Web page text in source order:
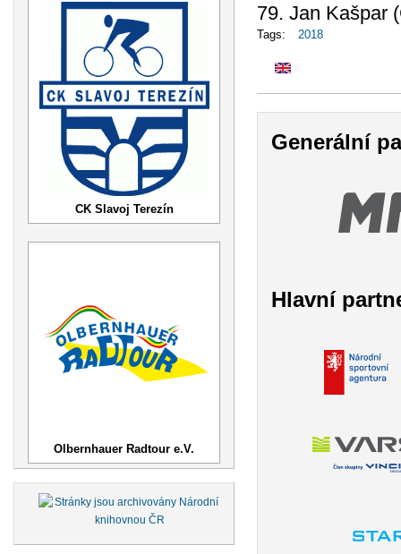
CK Slavoj Terezín
Olbernhauer Radtour e.V.
79. Jan Kašpar
Tags: 2018
Generální
Hlavní